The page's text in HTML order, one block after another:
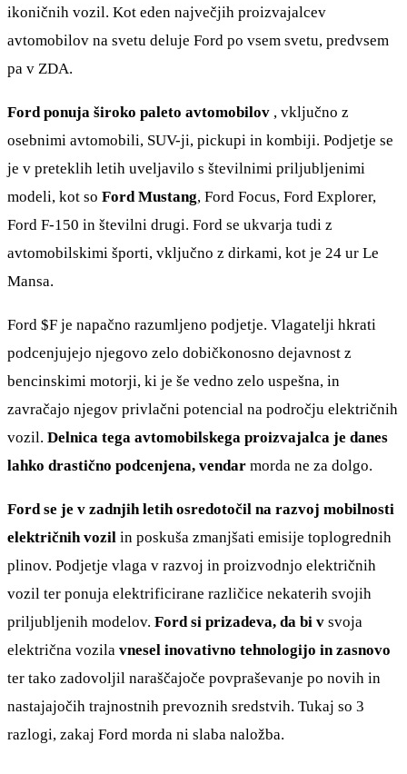
ikoničnih vozil. Kot eden največjih proizvajalcev
avtomobilov na svetu deluje Ford po vsem svetu, predvsem
pa v ZDA.
Ford ponuja široko paleto avtomobilov , vključno z
osebnimi avtomobili, SUV-ji, pickupi in kombiji. Podjetje se
je v preteklih letih uveljavilo s številnimi priljubljenimi
modeli, kot so Ford Mustang, Ford Focus, Ford Explorer,
Ford F-150 in številni drugi. Ford se ukvarja tudi z
avtomobilskimi športi, vključno z dirkami, kot je 24 ur Le
Mansa.
Ford $F je napačno razumljeno podjetje. Vlagatelji hkrati
podcenjujejo njegovo zelo dobičkonosno dejavnost z
bencinskimi motorji, ki je še vedno zelo uspešna, in
zavračajo njegov privlačni potencial na področju električnih
vozil. Delnica tega avtomobilskega proizvajalca je danes
lahko drastično podcenjena, vendar morda ne za dolgo.
Ford se je v zadnjih letih osredotočil na razvoj mobilnosti
električnih vozil in poskuša zmanjšati emisije toplogrednih
plinov. Podjetje vlaga v razvoj in proizvodnjo električnih
vozil ter ponuja elektrificirane različice nekaterih svojih
priljubljenih modelov. Ford si prizadeva, da bi v svoja
električna vozila vnesel inovativno tehnologijo in zasnovo
ter tako zadovoljil naraščajoče povpraševanje po novih in
nastajajočih trajnostnih prevoznih sredstvih. Tukaj so 3
razlogi, zakaj Ford morda ni slaba naložba.